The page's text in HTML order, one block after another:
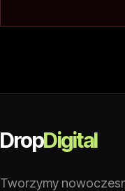
DropDigital
Tworzymy